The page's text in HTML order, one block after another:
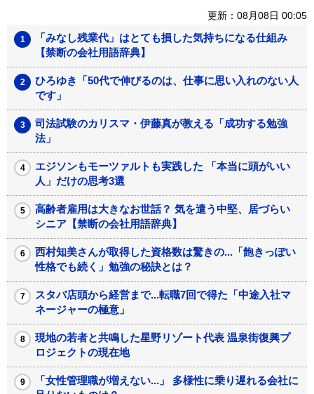
更新：08月08日 00:05
「みなし残業代」はとても損した気持ちになる仕組み
【禁断の会社用語辞典】
ひろゆき「50代で伸びるのは、仕事に思い入れのない人
です」
司法試験のカリスマ・伊藤真が教える「成功する勉強
法」
エジソンもモーツァルトも実践した 「本当に頭がいい
人」だけの思考3選
高齢者雇用は大きなお世話？ 気を遣う中堅、居づらい
シニア【禁断の会社用語辞典】
西村知美さんが取得した資格数は驚きの...「飽きっぽい
性格でも続く」勉強の秘訣とは？
スタバ店頭から経営まで...転職7回で得た「中途入社マ
ネージャーの極意」
現地の若者と共鳴した星野リゾート代表 温泉街復興プ
ロジェクトの現在地
「女性管理職が増えない...」 多様性に乗り遅れる会社に